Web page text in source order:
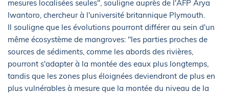
mesures localisées seules", souligne auprès de l'AFP Arya
Iwantoro, chercheur à l'université britannique Plymouth.
Il souligne que les évolutions pourront différer au sein d'un
même écosystème de mangroves: "les parties proches de
sources de sédiments, comme les abords des rivières,
pourront s'adapter à la montée des eaux plus longtemps,
tandis que les zones plus éloignées deviendront de plus en
plus vulnérables à mesure que la montée du niveau de la